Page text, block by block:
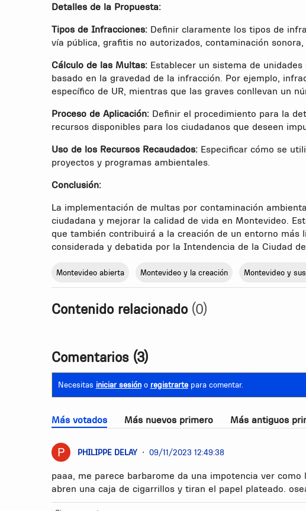
Detalles de la Propuesta:
Tipos de Infracciones: Definir claramente los tipos de
vía pública, grafitis no autorizados, contaminación sonora,
Cálculo de las Multas: Establecer un sistema de
basado en la gravedad de la infracción. Por ejemplo,
específico de UR, mientras que las graves conllevan un
Proceso de Aplicación: Definir el procedimiento para la
recursos disponibles para los ciudadanos que deseen
Uso de los Recursos Recaudados: Especificar cómo se
proyectos y programas ambientales.
Conclusión:
La implementación de multas por contaminación
ciudadana y mejorar la calidad de vida en Montevideo.
que también contribuirá a la creación de un entorno más
considerada y debatida por la Intendencia de la Ciudad
Montevideo abierta Montevideo y la creación Montevideo y
Contenido relacionado (0)
Comentarios (3)
Necesitas iniciar sesióno registrartepara comentar.
Más votados Más nuevos primero Más antiguos
PHILIPPE DELAY • 09/11/2023 12:49:38
paaa, me parece barbarome da una impotencia ver
abren una caja de cigarrillos y tiran el papel plateado.